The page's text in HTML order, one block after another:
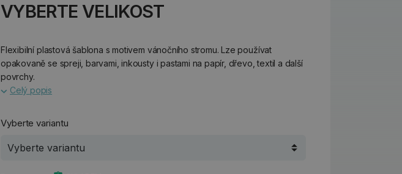
VYBERTE VELIKOST
Flexibilní plastová šablona s motivem vánočního stromu. Lze používat
opakovaně se spreji, barvami, inkousty i pastami na papír, dřevo, textil a další
povrchy.
Celý popis
Vyberte variantu